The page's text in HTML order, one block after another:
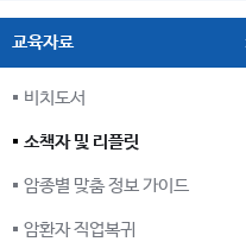
교육자료
비치도서
소책자 및 리플릿
암종별 맞춤 정보 가이드
암환자 직업복귀